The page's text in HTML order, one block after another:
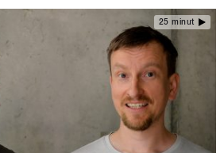
25 minut